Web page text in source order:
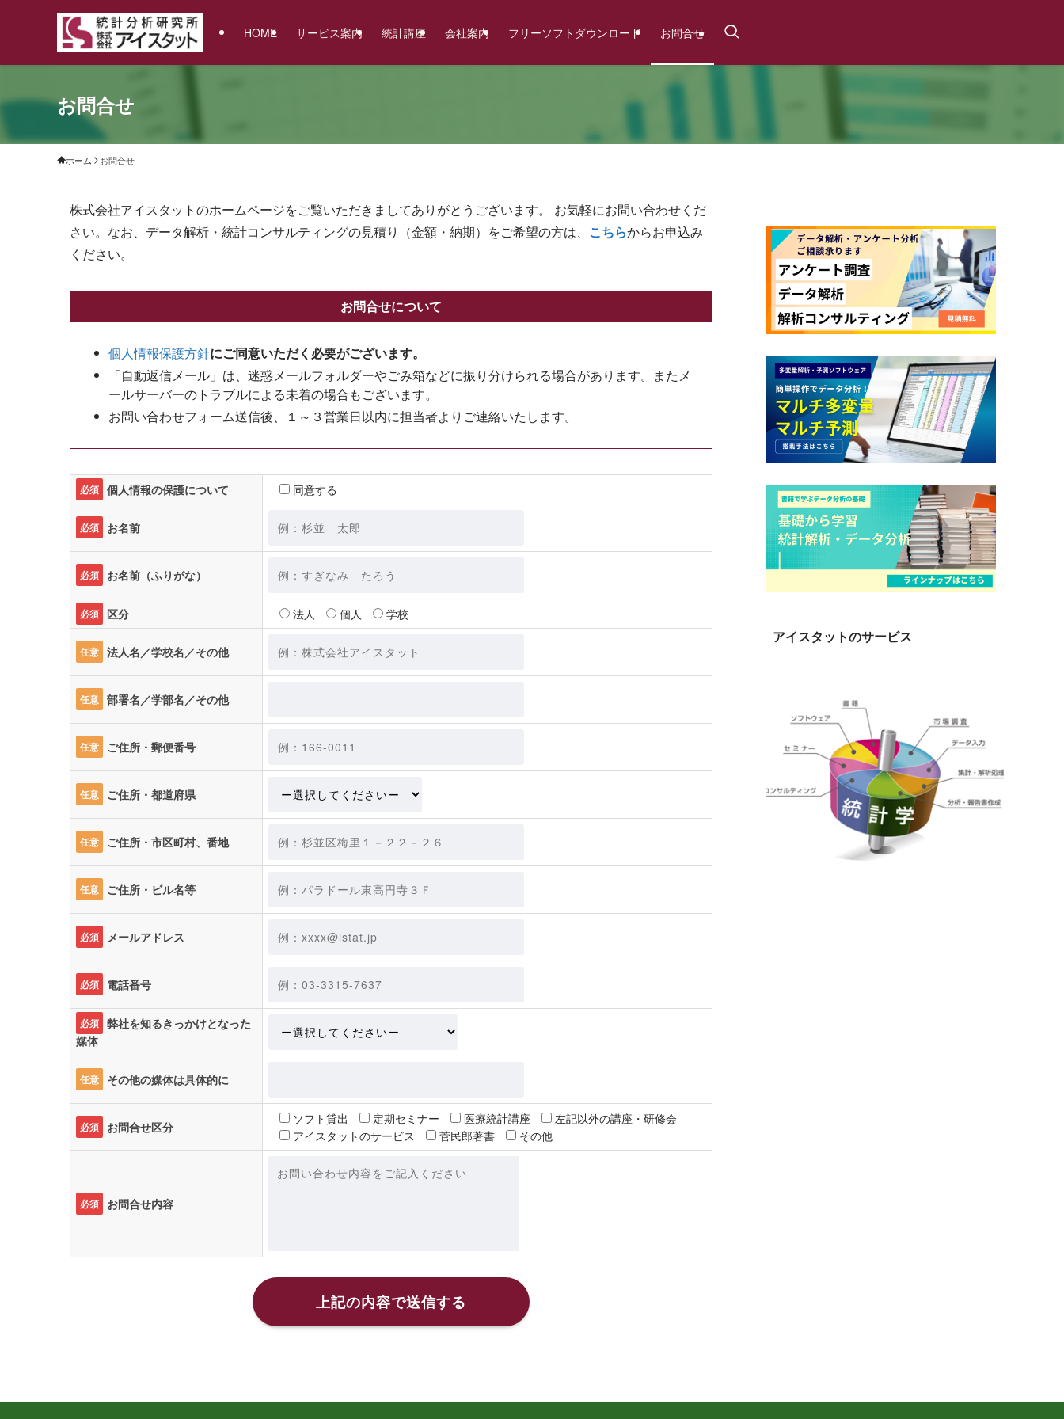
HOME サービス案内 統計講座 会社案内 フリーソフトダウンロード お問合せ
お問合せ
ホーム お問合せ
株式会社アイスタットのホームページをご覧いただきましてありがとうございます。 お気軽にお問い合わせくだ
さい。なお、データ解析・統計コンサルティングの見積り（金額・納期）をご希望の方は、 こちらからお申込み
ください。
お問合せについて
個人情報保護方針にご同意いただく必要がございます。
「自動返信メール」は、迷惑メールフォルダーやごみ箱などに振り分けられる場合があります。またメ
ールサーバーのトラブルによる未着の場合もございます。
お問い合わせフォーム送信後、１～３営業日以内に担当者よりご連絡いたします。
必須 個人情報の保護について 同意する
必須 お名前
必須 お名前（ふりがな）
必須 区分 法人 個人 学校
任意 法人名／学校名／その他
任意 部署名／学部名／その他
任意 ご住所・郵便番号
任意 ご住所・都道府県
任意 ご住所・市区町村、番地
任意 ご住所・ビル名等
必須 メールアドレス
必須 電話番号
必須 弊社を知るきっかけとなった
媒体
任意 その他の媒体は具体的に
必須 お問合せ区分
ソフト貸出 定期セミナー 医療統計講座
左記以外の講座・研修会
アイスタットのサービス
菅民郎著書 その他
必須 お問合せ内容
アイスタットのサービス